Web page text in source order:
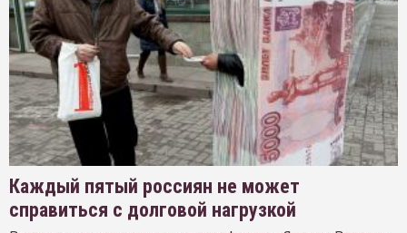
Каждый пятый россиян не может
справиться с долговой нагрузкой